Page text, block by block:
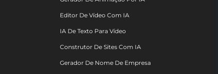
Editor De Vídeo Com IA
IA De Texto Para Vídeo
Construtor De Sites Com IA
Gerador De Nome De Empresa